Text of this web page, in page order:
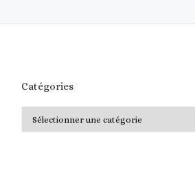
Catégories